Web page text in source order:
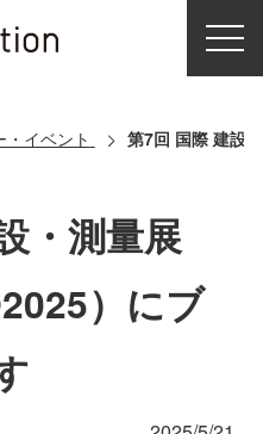
例
ロジー
ティ研究所
・イベント 第7回 国際 建設
・測量展
）にブ